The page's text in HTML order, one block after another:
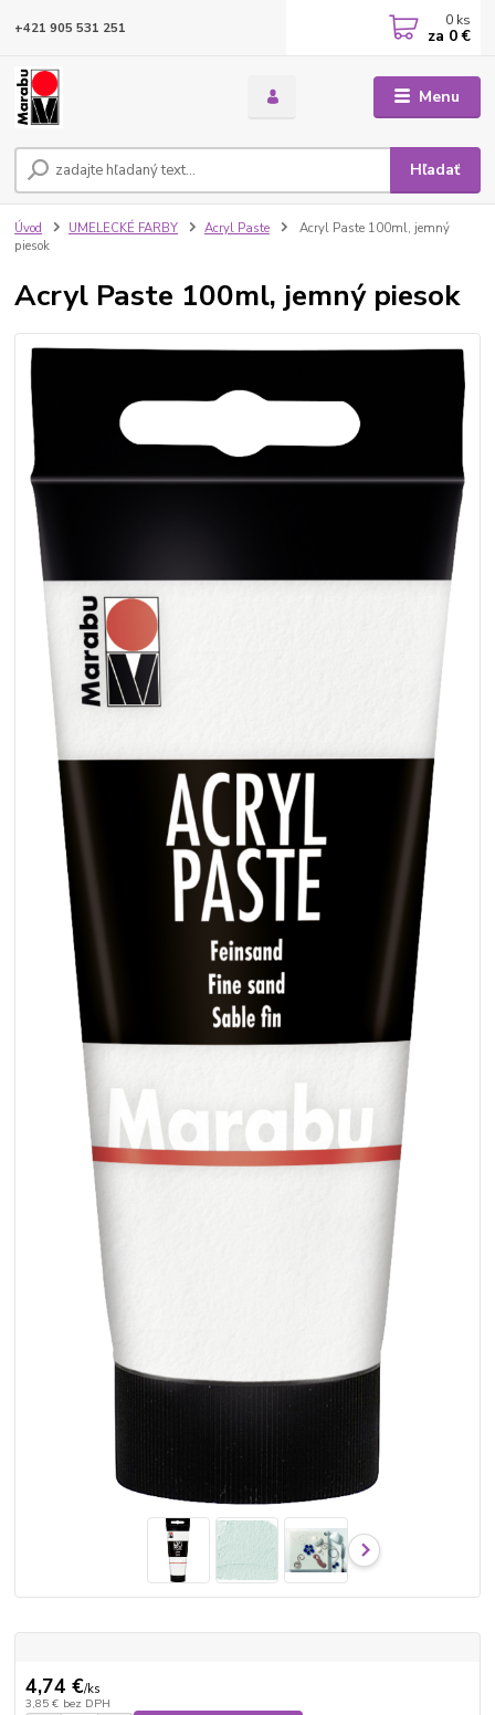
Menu
Hľadať
+421 905 531 251 0 ks
za 0 €
Úvod UMELECKÉ FARBY Acryl Paste
Acryl Paste 100ml, jemný
piesok
Acryl Paste 100ml, jemný piesok
4,74 €/ks
3,85 € bez DPH